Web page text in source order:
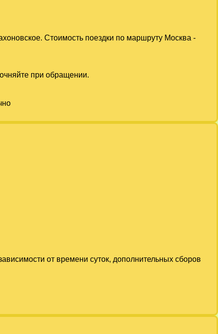
Стоимость поездки по маршруту Москва -
при обращении.
от времени суток, дополнительных сборов